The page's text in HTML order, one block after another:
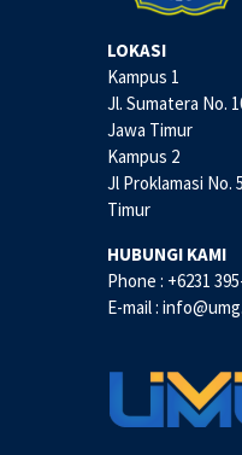
LOKASI
Kampus 1
Jl. Sumatera No.
Jawa Timur
Kampus 2
Jl Proklamasi No.
Timur
HUBUNGI KAMI
Phone : +6231
E-mail :